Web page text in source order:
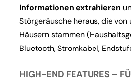
Informationen extrahieren
Störgeräusche heraus, die von
Häusern stammen
Bluetooth, Stromkabel,
HIGH-END FEATURES –